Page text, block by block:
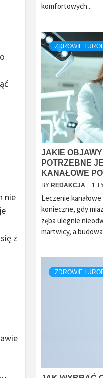
nie
z
komfortowych...
ZDROWIE I
JAKIE
POTRZEBNE
KANAŁOWE
BY REDAKCJA 1
Leczenie
konieczne, gdy
zęba ulegnie
martwicy, a
ZDROWIE I